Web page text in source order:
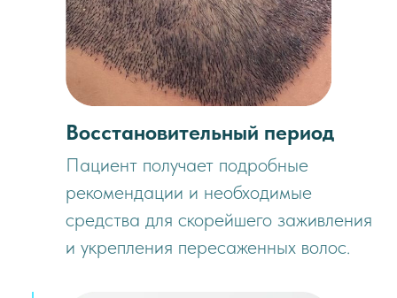
Восстановительный период
Пациент получает подробные
рекомендации и необходимые
средства для скорейшего заживления
и укрепления пересаженных волос.